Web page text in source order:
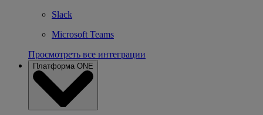
Slack
Microsoft Teams
Просмотреть все интеграции
Платформа ONE